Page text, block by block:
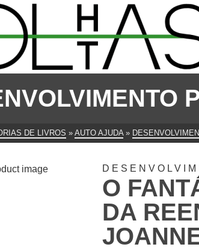
DE LIVROS » AUTO AJUDA »
O
DA